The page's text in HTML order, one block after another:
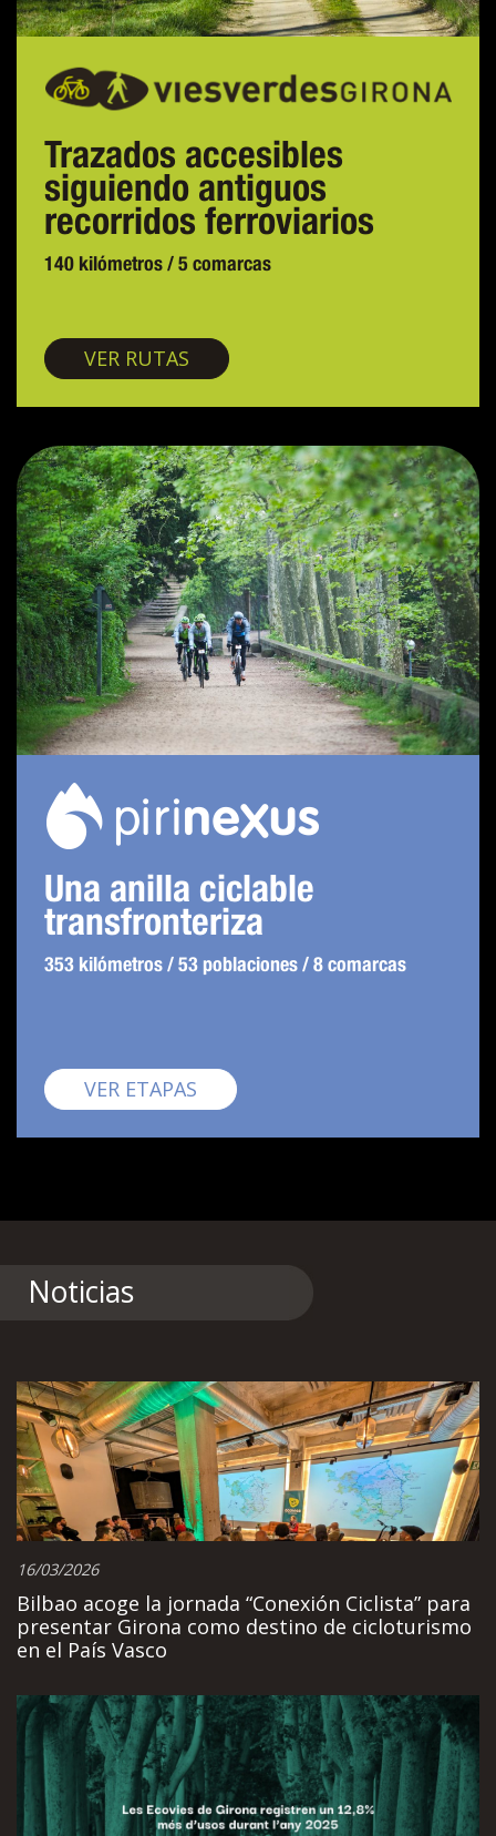
Trazados accesibles
siguiendo antiguos
recorridos ferroviarios
140 kilómetros / 5 comarcas
VER RUTAS Vías verdes
Una anilla ciclable
transfronteriza
353 kilómetros / 53 poblaciones / 8 comarcas
VER ETAPAS Pirinexus
Noticias
16/03/2026
Bilbao acoge la jornada “Conexión Ciclista” para
presentar Girona como destino de cicloturismo
en el País Vasco